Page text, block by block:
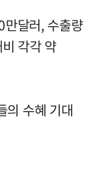
달러, 수출량
각각 약
의 수혜 기대